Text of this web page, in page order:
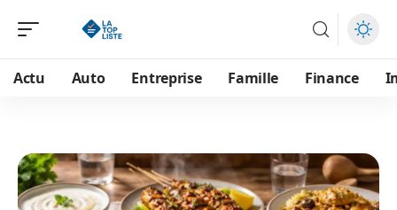
Actu Auto Entreprise Famille Finance